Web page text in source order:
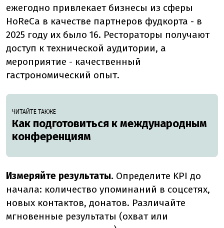
ежегодно привлекает бизнесы из сферы
HoReCa в качестве партнеров фудкорта - в
2025 году их было 16. Рестораторы получают
доступ к технической аудитории, а
мероприятие - качественный
гастрономический опыт.
ЧИТАЙТЕ ТАКЖЕ
Как подготовиться к международным
конференциям
Измеряйте результаты. Определите KPI до
начала: количество упоминаний в соцсетях,
новых контактов, донатов. Различайте
мгновенные результаты (охват или